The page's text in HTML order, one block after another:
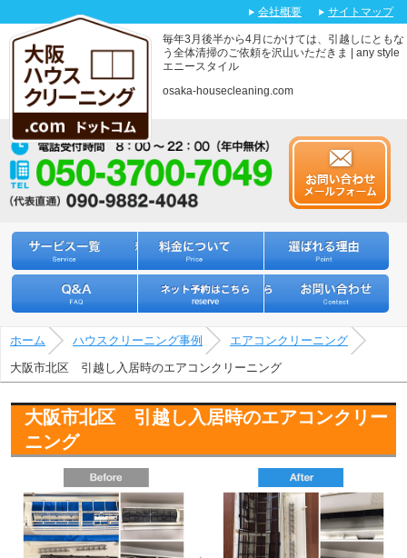
会社概要 サイトマップ
毎年3月後半から4月にかけては、引越しにともな
う全体清掃のご依頼を沢山いただきま | any style
エニースタイル
osaka-housecleaning.com
サービス一覧 料金について 選ばれる理由
ホーム
ハウスクリーニング事例
エアコンクリーニング
大阪市北区 引越し入居時のエアコンクリーニング
大阪市北区 引越し入居時のエアコンクリー
ニング